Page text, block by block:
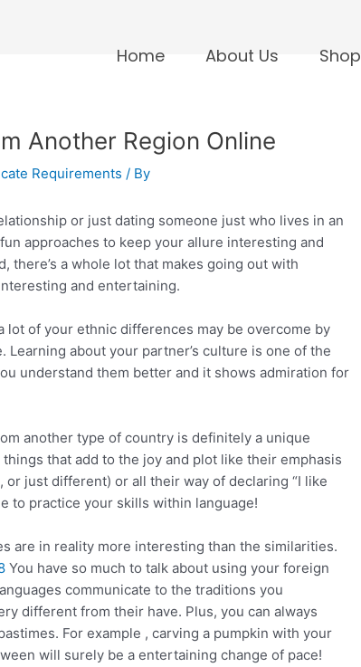
Home About Us Shop
Another Region Online
Requirements / By
or just dating someone just who lives in an
approaches to keep your allure interesting and
there’s a whole lot that makes going out with
and entertaining.
lot of your ethnic differences may be overcome by
Learning about your partner’s culture is one of the
understand them better and it shows admiration for
another type of country is definitely a unique
that add to the joy and plot like their emphasis
just different) or all their way of declaring “I like
to practice your skills within language!
are in reality more interesting than the similarities.
You have so much to talk about using your foreign
communicate to the traditions you
different from their have. Plus, you can always
For example , carving a pumpkin with your
will surely be a entertaining change of pace!